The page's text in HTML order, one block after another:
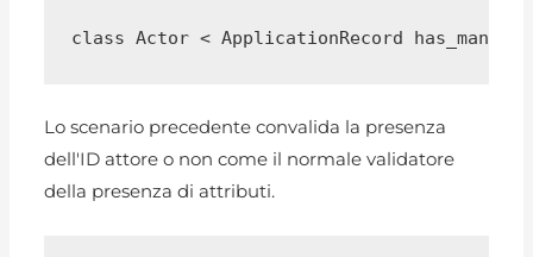
class Actor < ApplicationRecord has_many
Lo scenario precedente convalida la presenza
dell'ID attore o non come il normale validatore
della presenza di attributi.